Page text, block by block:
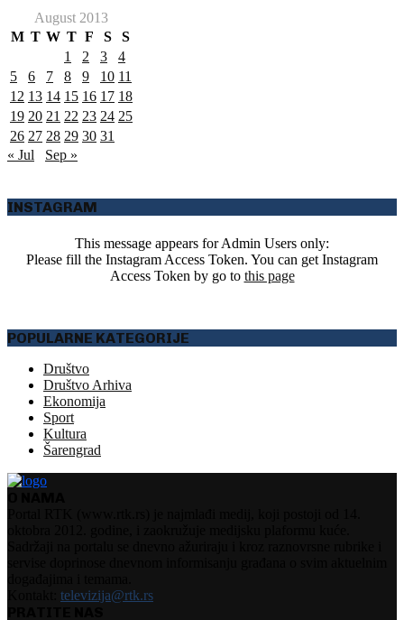
August 2013
M T W T F S
S
1
2 3
4
5
6 7 8 9 10 11
12 13 14 15 16 17 18
19 20 21 22 23 24 25
26 27 28 29 30 31
« Jul
Sep »
INSTAGRAM
This message appears for Admin Users only:
Please fill the Instagram Access Token. You can get Instagram
Access Token by go to this page
POPULARNE KATEGORIJE
Društvo
Društvo Arhiva
Ekonomija
Sport
Kultura
Šarengrad
televizija@rtk.rs